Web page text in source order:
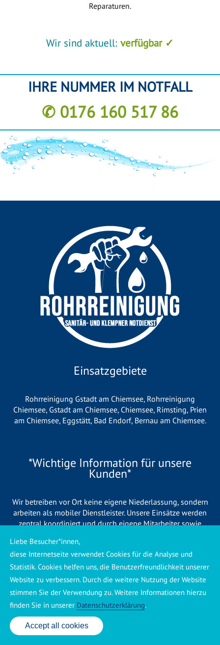
Reparaturen.
Wir sind aktuell: verfügbar ✓
IHRE NUMMER IM NOTFALL
✆ 0176 160 517 86
Einsatzgebiete
Rohrreinigung Gstadt am Chiemsee, Rohrreinigung
Chiemsee, Gstadt am Chiemsee, Chiemsee, Rimsting, Prien
am Chiemsee, Eggstätt, Bad Endorf, Bernau am Chiemsee.
*Wichtige Information für unsere
Kunden*
Wir betreiben vor Ort keine eigene Niederlassung, sondern
arbeiten als mobiler Dienstleister. Unsere Einsätze werden
zentral koordiniert und durch eigene Mitarbeiter sowie
eine schnelle Verfügbarkeit und einen zuverlässigen 24/7-
Service sicherstellen. Sollte kein eigener Mitarbeiter
unmittelbar verfügbar sein, übernehmen Partnerbetriebe aus
Ihrer Region den Auftrag. Alle eingesetzten Betriebe sind
verpflichtet, Sie vor Beginn der Arbeiten transparent über die
voraussichtlichen Kosten zu informieren und ortsübliche
Preise zu berechnen.
24 Std. Service: ✆ 0176 160 517 86
Accept all cookies
Liebe Besucher*innen,
diese Internetseite verwendet Cookies für die Analyse und
Statistik. Cookies helfen uns, die Benutzerfreundlichkeit unserer
Website zu verbessern. Durch die weitere Nutzung der Website
stimmen Sie der Verwendung zu. Weitere Informationen hierzu
finden Sie in unserer Datenschutzerklärung.